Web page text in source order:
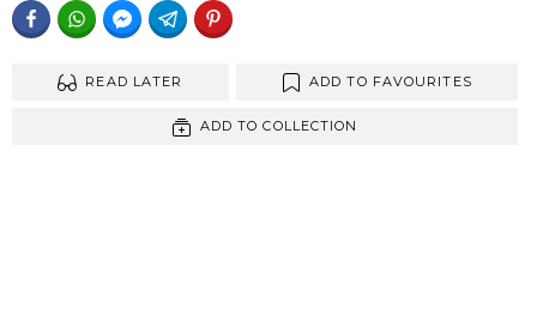
FACEBOOKWHATSAPPFACEBOOK MESSENGER
TELEGRAM
READ LATER ADD TO FAVOURITES
ADD TO COLLECTION